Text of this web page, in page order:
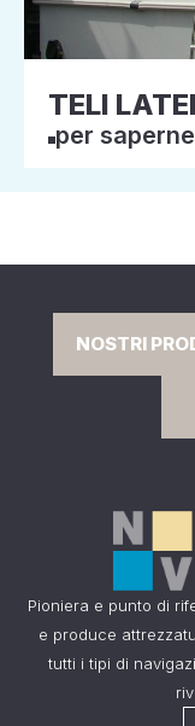
TELI
per
NOSTRI
Pioniera e punto di
e produce
tutti i tipi di